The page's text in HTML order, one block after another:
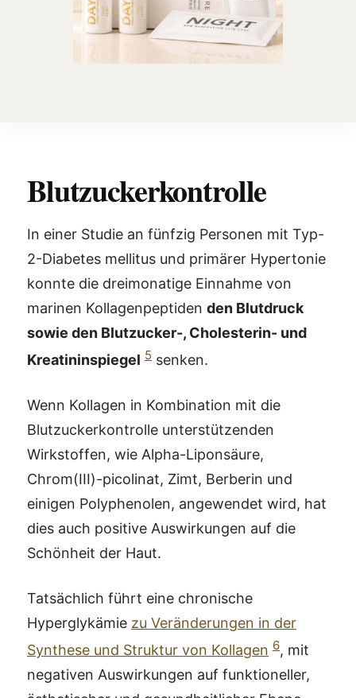
Blutzuckerkontrolle
In einer Studie an fünfzig Personen mit Typ-
2-Diabetes mellitus und primärer Hypertonie
konnte die dreimonatige Einnahme von
marinen Kollagenpeptiden den Blutdruck
sowie den Blutzucker-, Cholesterin- und
Kreatininspiegel 5 senken.
Wenn Kollagen in Kombination mit die
Blutzuckerkontrolle unterstützenden
Wirkstoffen, wie Alpha-Liponsäure,
Chrom(III)-picolinat, Zimt, Berberin und
einigen Polyphenolen, angewendet wird, hat
dies auch positive Auswirkungen auf die
Schönheit der Haut.
Tatsächlich führt eine chronische
Hyperglykämie zu Veränderungen in der
Synthese und Struktur von Kollagen 6, mit
negativen Auswirkungen auf funktioneller,